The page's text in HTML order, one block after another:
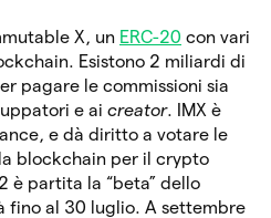
X, un ERC-20 con vari
Esistono 2 miliardi di
pagare le commissioni sia
e ai creator. IMX è
e dà diritto a votare le
blockchain per il crypto
è partita la “beta” dello
fino al 30 luglio. A settembre